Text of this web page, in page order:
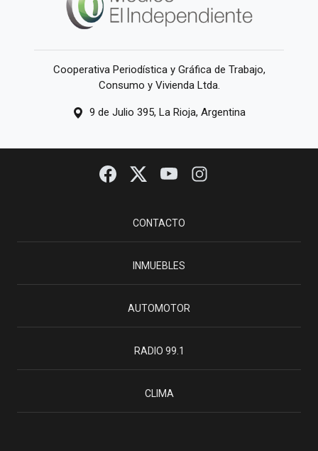
Cooperativa Periodística y Gráfica de Trabajo,
Consumo y Vivienda Ltda.
9 de Julio 395, La Rioja, Argentina
CONTACTO
INMUEBLES
AUTOMOTOR
RADIO 99.1
CLIMA